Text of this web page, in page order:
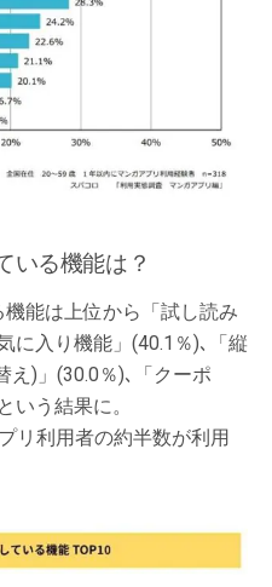
いる機能は？
能は上位から「試し読み
に入り機能」(40.1％)､「縦
え)」(30.0％)､「クーポ
いう結果に。
リ利用者の約半数が利用